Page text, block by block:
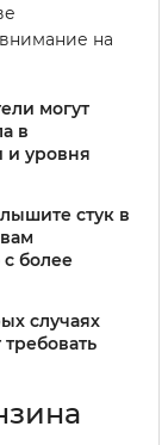
на
могут
в
и уровня
стук в
более
случаях